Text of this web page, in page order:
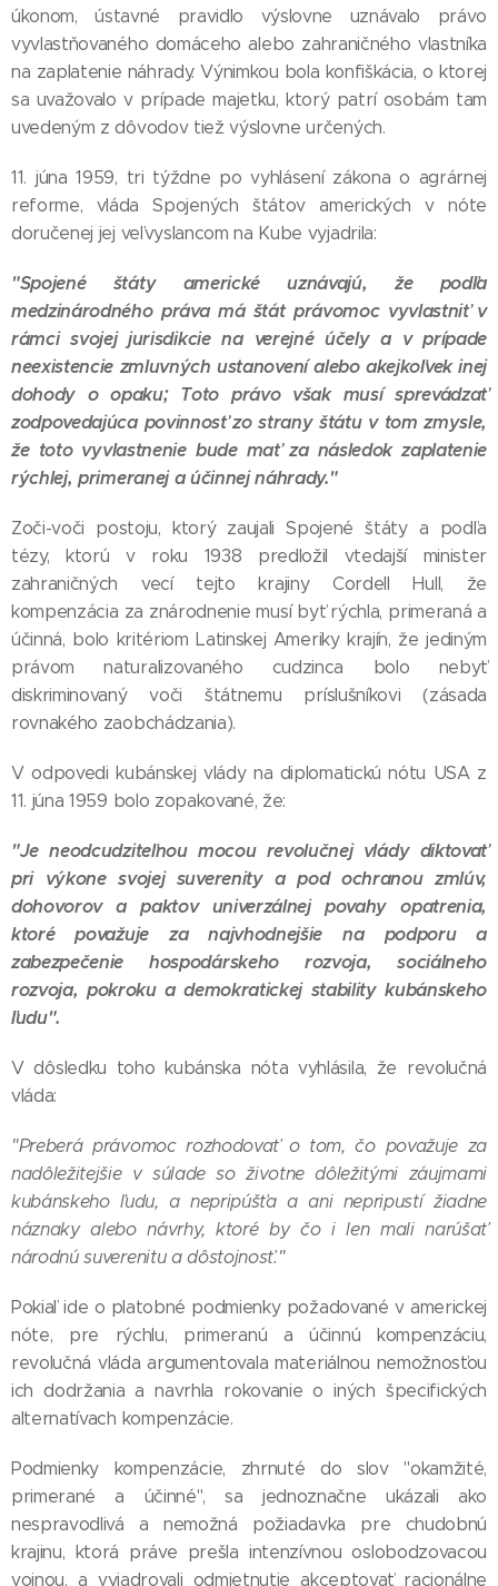
úkonom, ústavné pravidlo výslovne uznávalo právo
vyvlastňovaného domáceho alebo zahraničného vlastníka
na zaplatenie náhrady. Výnimkou bola konfiškácia, o ktorej
sa uvažovalo v prípade majetku, ktorý patrí osobám tam
uvedeným z dôvodov tiež výslovne určených.
11. júna 1959, tri týždne po vyhlásení zákona o agrárnej
reforme, vláda Spojených štátov amerických v nóte
doručenej jej veľvyslancom na Kube vyjadrila:
"Spojené štáty americké uznávajú, že podľa
medzinárodného práva má štát právomoc vyvlastniť v
rámci svojej jurisdikcie na verejné účely a v prípade
neexistencie zmluvných ustanovení alebo akejkoľvek inej
dohody o opaku; Toto právo však musí sprevádzať
zodpovedajúca povinnosť zo strany štátu v tom zmysle,
že toto vyvlastnenie bude mať za následok zaplatenie
rýchlej, primeranej a účinnej náhrady."
Zoči-voči postoju, ktorý zaujali Spojené štáty a podľa
tézy, ktorú v roku 1938 predložil vtedajší minister
zahraničných vecí tejto krajiny Cordell Hull, že
kompenzácia za znárodnenie musí byť rýchla, primeraná a
účinná, bolo kritériom Latinskej Ameriky krajín, že jediným
právom naturalizovaného cudzinca bolo nebyť
diskriminovaný voči štátnemu príslušníkovi (zásada
rovnakého zaobchádzania).
V odpovedi kubánskej vlády na diplomatickú nótu USA z
11. júna 1959 bolo zopakované, že:
"Je neodcudziteľnou mocou revolučnej vlády diktovať
pri výkone svojej suverenity a pod ochranou zmlúv,
dohovorov a paktov univerzálnej povahy opatrenia,
ktoré považuje za najvhodnejšie na podporu a
zabezpečenie hospodárskeho rozvoja, sociálneho
rozvoja, pokroku a demokratickej stability kubánskeho
ľudu".
V dôsledku toho kubánska nóta vyhlásila, že revolučná
vláda:
"Preberá právomoc rozhodovať o tom, čo považuje za
nadôležitejšie v súlade so životne dôležitými záujmami
kubánskeho ľudu, a nepripúšťa a ani nepripustí žiadne
náznaky alebo návrhy, ktoré by čo i len mali narúšať
národnú suverenitu a dôstojnosť."
Pokiaľ ide o platobné podmienky požadované v americkej
nóte, pre rýchlu, primeranú a účinnú kompenzáciu,
revolučná vláda argumentovala materiálnou nemožnosťou
ich dodržania a navrhla rokovanie o iných špecifických
alternatívach kompenzácie.
Podmienky kompenzácie, zhrnuté do slov "okamžité,
primerané a účinné", sa jednoznačne ukázali ako
nespravodlivá a nemožná požiadavka pre chudobnú
krajinu, ktorá práve prešla intenzívnou oslobodzovacou
vojnou, a vyjadrovali odmietnutie akceptovať racionálne